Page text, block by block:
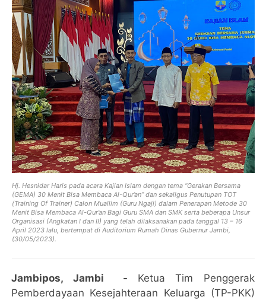
Hj. Hesnidar Haris pada acara Kajian Islam dengan tema “Gerakan Bersama
(GEMA) 30 Menit Bisa Membaca Al-Qur’an” dan sekaligus Penutupan TOT
(Training Of Trainer) Calon Muallim (Guru Ngaji) dalam Penerapan Metode 30
Menit Bisa Membaca Al-Qur’an Bagi Guru SMA dan SMK serta beberapa Unsur
Organisasi (Angkatan I dan II) yang telah dilaksanakan pada tanggal 13 – 16
April 2023 lalu, bertempat di Auditorium Rumah Dinas Gubernur Jambi,
(30/05/2023).
Jambipos, Jambi - Ketua Tim Penggerak
Pemberdayaan Kesejahteraan Keluarga (TP-PKK)